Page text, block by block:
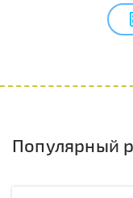
Популярный